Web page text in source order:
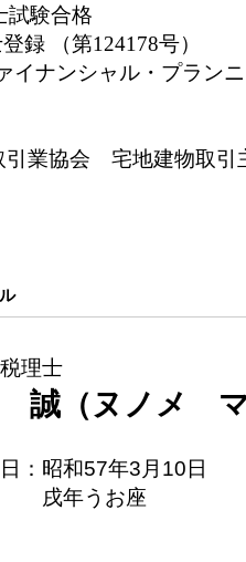
験合格
録 （第124178号）
ナンシャル・プラン
引業協会 宅地建物取
理士
誠（ヌノメ
：昭和57年3月10日
うお座